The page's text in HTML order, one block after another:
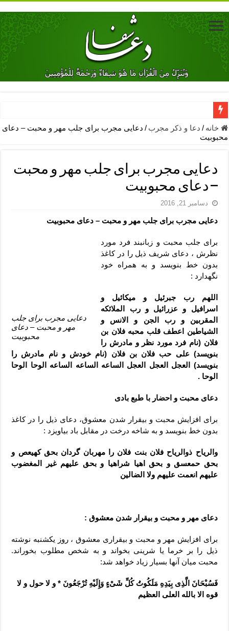
دعای جلب محبت فوری معشوق – دعای جلب محبت شوهر
دعای مشکل گشا برای رفع فقر – ذکرهای روزی‌ بخش
معجزات دعای یا من اظهر الجمیل – دعای یا من اظهر الجمیل برای
مهم ترین اذکار الهی و فضیلت آن ها – ذکر مخصوص مستجاب الدعوه
دعا برای ترس بچه ها در خواب – دعای ترس و بی خوابی کودکان
لا حول ولا قوة الا بالله برای چشم زخم – دعای چشم زخم ماشاالله
دعای قوی رفع ترس – دعای مجرب برای آرامش قلب و رفع اضطراب
دعا برای پولدار شدن در یک روز – دعای ثروت حضرت سلیمان
خانه / دعا و ذکر مجرب / دعایی مجرب برای جلب مهر و محبت – دعای
محبوبیت
دعایی مجرب برای جلب مهر و محبت
– دعای محبوبیت
دسامبر 21, 2016
دعایی مجرب برای جلب مهر و محبت – دعای محبوبیت
دعایی مجرب برای جلب
مهر و محبت – دعای
محبوبیت
برای جلب محبت و زبانبند فرد مورد
نظرش ، دعای شریف ذیل را در کاغذ
بدون خط بنویسد و به همراه خود
نگهدارد :
اللهم رب جبرئیل و میکائیل و
اسرافیل و عزرائیل و رب الملائکه
المقربین و رب الجن و الانس و
الشیاطین اعطف قلب محبه فلان بن
فلان (نام فرد مورد نظر و مادرش را
بنویسد) علی حب فلان بن فلان (نام خودش و نام مادرش را
بنویسد) العجل العجل العجل الساعه الساعه الساعه الوحا الوحا
الوحا .
دعای محبت و احضار با طبع بادی
برای افزایش محبت و بیقرار شدن معشوق، دعای ذیل را در کاغذ
بدون خط بنویسد و به شاخه درخت در مقابل باد بیاویزد :
والریاح ذوالریاح فلان بنت فلان را مهربان گردان بحق کهیعص و
بحق حمعسق و بحق اهیا شراهیا و بحق علیهم غیر المغضوب
علیهم انعمت علیهم ولا الضالین
دعای مهر و محبت و بیقرار شدن معشوق :
برای افزایش مهر و محبت و بیقراری معشوق ، روز یکشنبه نوشته
ذیل را بر خرما یا شرینی بخواند و به شخص مطلوب بخوراند.
محبت میان آنها بسیار زیاد خواهد شد:
فَسُبْحَانَ الَّذِی بِیَدِهِ مَلَکُوتُ کُلِّ شَیْءٍ وَإِلَیْهِ تُرْجَعُونَ * و لا حول و لا
قوه الا بالله العلی العظیم